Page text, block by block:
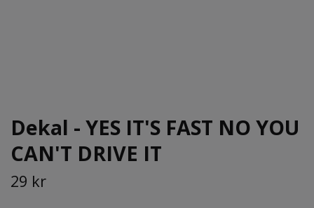
Dekal - YES IT'S FAST NO YOU
CAN'T DRIVE IT
29 kr